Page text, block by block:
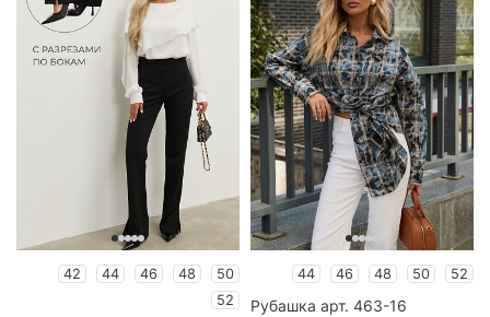
42 44 46 48
50
52
44 46 48 50 52
Рубашка арт. 463-16